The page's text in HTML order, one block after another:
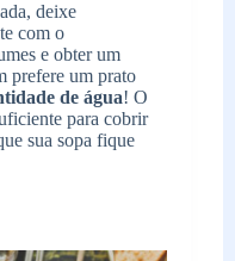
deixe
com o
e obter um
prefere um prato
de água! O
para cobrir
sua sopa fique